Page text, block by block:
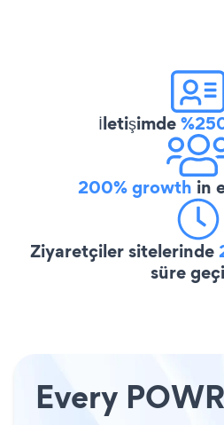
İletişimde
200% growth in
Ziyaretçiler sitelerinde
süre
Every